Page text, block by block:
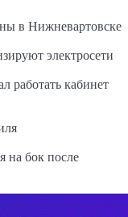
в Нижневартовске
электросети
работать кабинет
на бок после